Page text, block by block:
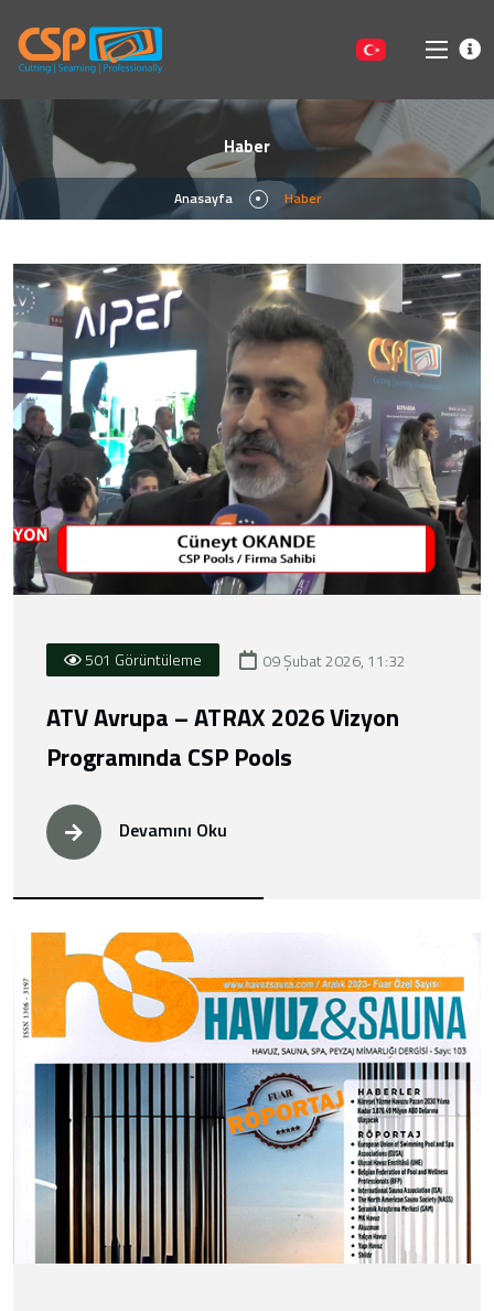
Haber
Anasayfa Haber
501 Görüntüleme 09 Şubat 2026, 11:32
ATV Avrupa – ATRAX 2026 Vizyon
Programında CSP Pools
Devamını Oku